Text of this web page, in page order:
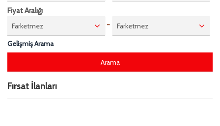
Fiyat Aralığı
Farketmez
-
Farketmez
Gelişmiş Arama
Fırsat İlanları